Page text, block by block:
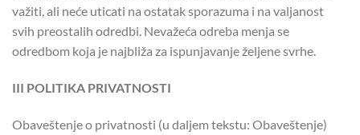
važiti, ali neće uticati na ostatak sporazuma i na valjanost
svih preostalih odredbi. Nevažeća odreba menja se
odredbom koja je najbliža za ispunjavanje željene svrhe.
III POLITIKA PRIVATNOSTI
Obaveštenje o privatnosti (u daljem tekstu: Obaveštenje)